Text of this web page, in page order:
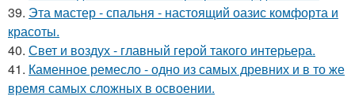
39. Эта мастер - спальня - настоящий оазис комфорта и
красоты.
40. Свет и воздух - главный герой такого интерьера.
41. Каменное ремесло - одно из самых древних и в то же
время самых сложных в освоении.